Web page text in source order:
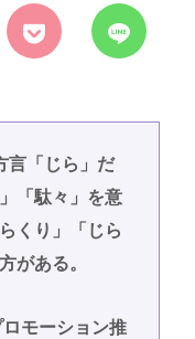
言「じら」だ
「駄々」を意
くり」「じら
がある。
モーション推